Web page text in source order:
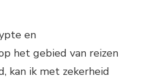
en
het gebied van reizen
kan ik met zekerheid